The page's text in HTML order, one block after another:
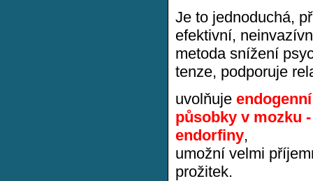
Je to jednoduchá,
efektivní,
metoda snížení
tenze, podporuje
uvolňuje endogenní
působky v mozku -
endorfiny,
umožní velmi
prožitek.